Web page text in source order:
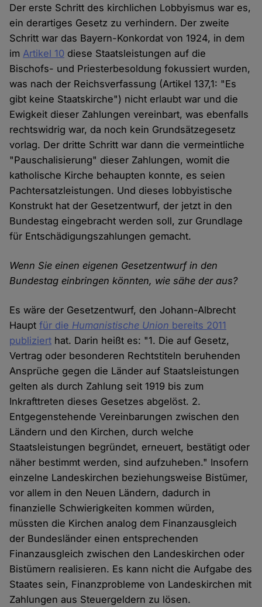
Der erste Schritt des kirchlichen Lobbyismus war es,
ein derartiges Gesetz zu verhindern. Der zweite
Schritt war das Bayern-Konkordat von 1924, in dem
imArtikel 10 diese Staatsleistungen auf die
Bischofs- und Priesterbesoldung fokussiert wurden,
was nach der Reichsverfassung (Artikel 137,1: "Es
gibt keine Staatskirche") nicht erlaubt war und die
Ewigkeit dieser Zahlungen vereinbart, was ebenfalls
rechtswidrig war, da noch kein Grundsätzegesetz
vorlag. Der dritte Schritt war dann die vermeintliche
"Pauschalisierung" dieser Zahlungen, womit die
katholische Kirche behaupten konnte, es seien
Pachtersatzleistungen. Und dieses lobbyistische
Konstrukt hat der Gesetzentwurf, der jetzt in den
Bundestag eingebracht werden soll, zur Grundlage
für Entschädigungszahlungen gemacht.
Wenn Sie einen eigenen Gesetzentwurf in den
Bundestag einbringen könnten, wie sähe der aus?
Es wäre der Gesetzentwurf, den Johann-Albrecht
Hauptfür die Humanistische Union bereits 2011
publiziert hat. Darin heißt es: "1. Die auf Gesetz,
Vertrag oder besonderen Rechtstiteln beruhenden
Ansprüche gegen die Länder auf Staatsleistungen
gelten als durch Zahlung seit 1919 bis zum
Inkrafttreten dieses Gesetzes abgelöst. 2.
Entgegenstehende Vereinbarungen zwischen den
Ländern und den Kirchen, durch welche
Staatsleistungen begründet, erneuert, bestätigt oder
näher bestimmt werden, sind aufzuheben." Insofern
einzelne Landeskirchen beziehungsweise Bistümer,
vor allem in den Neuen Ländern, dadurch in
finanzielle Schwierigkeiten kommen würden,
müssten die Kirchen analog dem Finanzausgleich
der Bundesländer einen entsprechenden
Finanzausgleich zwischen den Landeskirchen oder
Bistümern realisieren. Es kann nicht die Aufgabe des
Staates sein, Finanzprobleme von Landeskirchen mit
Zahlungen aus Steuergeldern zu lösen.